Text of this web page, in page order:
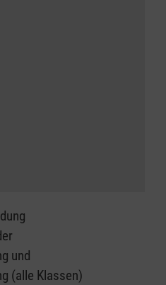
und
(alle Klassen)